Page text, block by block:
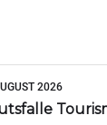
2026